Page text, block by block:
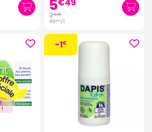
5€49
7€49
49€93/l.
-1€